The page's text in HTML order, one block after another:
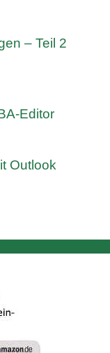
– Teil 2
Editor
Outlook